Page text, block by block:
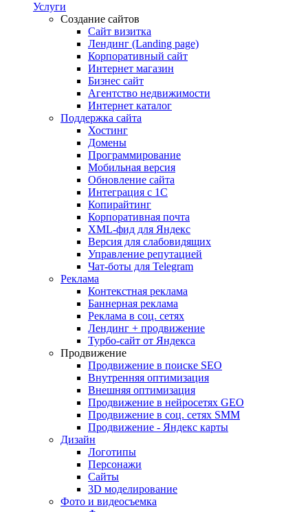
Услуги
Создание сайтов
Сайт визитка
Лендинг (Landing page)
Корпоративный сайт
Интернет магазин
Бизнес сайт
Агентство недвижимости
Интернет каталог
Поддержка сайта
Хостинг
Домены
Программирование
Мобильная версия
Обновление сайта
Интеграция с 1С
Копирайтинг
Корпоративная почта
XML-фид для Яндекс
Версия для слабовидящих
Управление репутацией
Чат-боты для Telegram
Реклама
Контекстная реклама
Баннерная реклама
Реклама в соц. сетях
Лендинг + продвижение
Турбо-сайт от Яндекса
Продвижение
Продвижение в поиске SEO
Внутренняя оптимизация
Внешняя оптимизация
Продвижение в нейросетях GEO
Продвижение в соц. сетях SMM
Продвижение - Яндекс карты
Дизайн
Логотипы
Персонажи
Сайты
3D моделирование
Фото и видеосъемка